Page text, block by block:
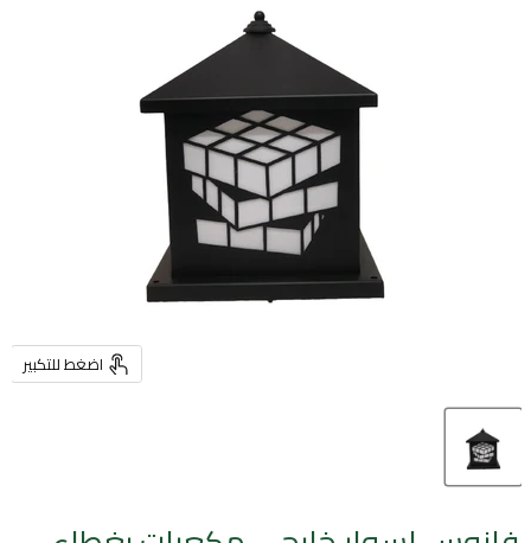
اضغط للتكبير